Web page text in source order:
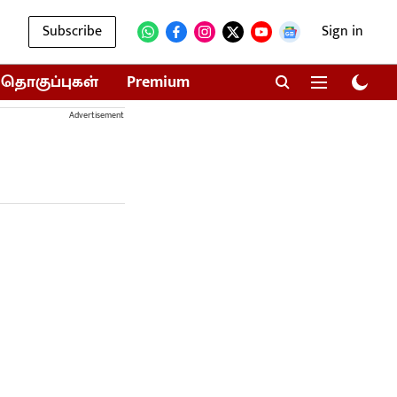
Subscribe Sign in
தொகுப்புகள் Premium
Advertisement